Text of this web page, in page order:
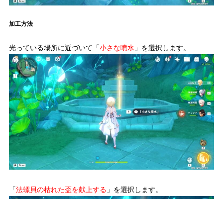
加工方法
光っている場所に近づいて「小さな噴水 」を選択します。
「法螺貝の枯れた盃を献上する 」を選択します。